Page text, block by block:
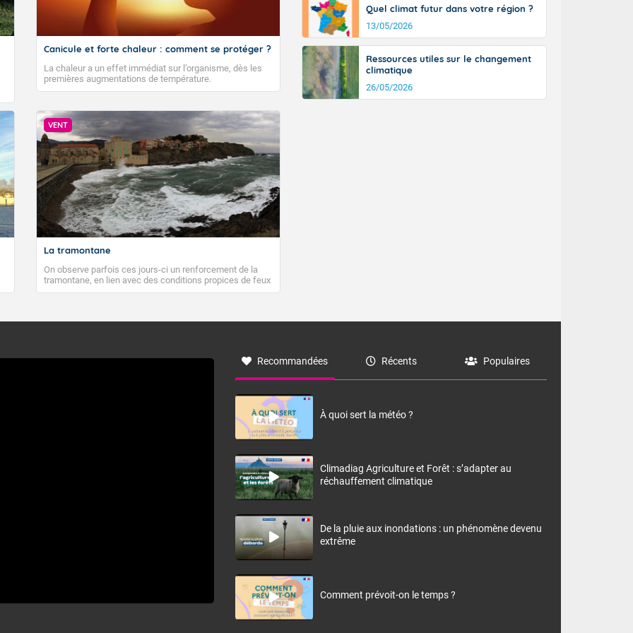
Canicule et forte chaleur : comment se protéger ?
La chaleur a un effet immédiat sur l’organisme, dès les
premières augmentations de température.
VENT
La tramontane
On observe parfois ces jours-ci un renforcement de la
tramontane, en lien avec des conditions propices de feux
de forêt. Mais qu'est-ce que la tramontane ? Quelles sont
à nord-ouest, dans un secteur qui part du Roussillon à la
monts, en allusion aux régions montagneuses d’où
Quel climat futur dans votre région ?
13/05/2026
Ressources utiles sur le changement
climatique
26/05/2026
Recommandées Récents Populaires
À quoi sert la météo ?
Climadiag Agriculture et Forêt : s’adapter au
réchauffement climatique
De la pluie aux inondations : un phénomène devenu
extrême
Comment prévoit-on le temps ?